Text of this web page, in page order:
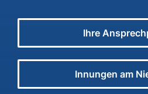
Ihre
Innungen am